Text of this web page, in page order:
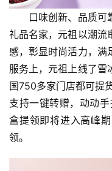
车
·
新
能
源
口味创新、品质可
礼品名家，元祖以潮流
感，彰显时尚活力，满
服务上，元祖上线了雪
国750多家门店都可提
支持一键转赠，动动
盒提领即将进入高峰
领。